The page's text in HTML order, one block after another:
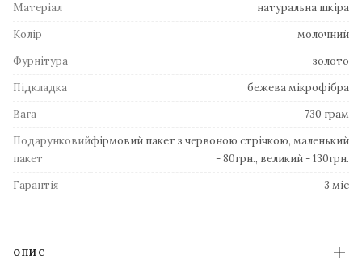
Матеріал
натуральна шкіра
Колір
молочний
Фурнітура
золото
Підкладка
бежева мікрофібра
Вага
730 грам
Подарунковий
пакет
фірмовий пакет з червоною стрічкою, маленький
- 80грн., великий - 130грн.
Гарантія
3 міс
ОПИС